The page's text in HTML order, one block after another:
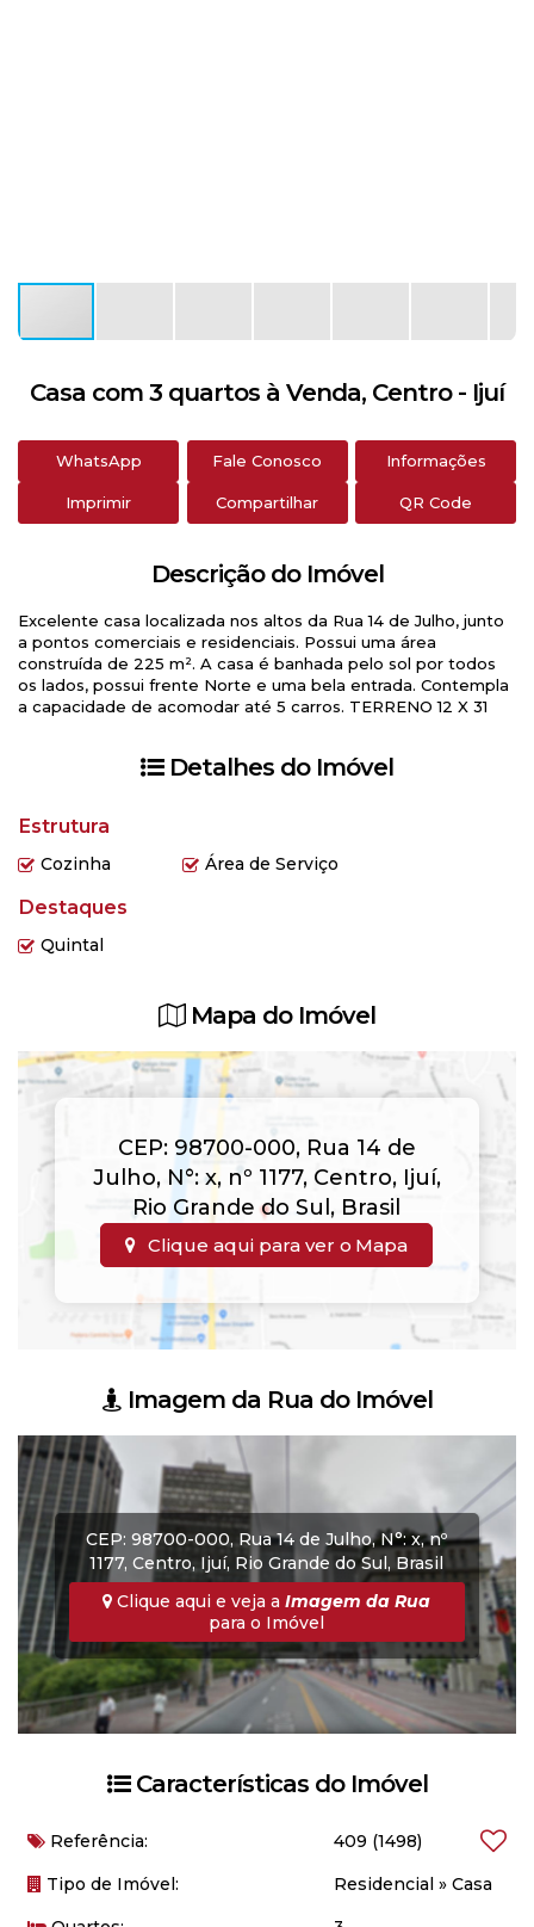
Casa com 3 quartos à Venda, Centro - Ijuí
WhatsApp Fale Conosco Informações
Imprimir Compartilhar QR Code
Descrição do Imóvel
Excelente casa localizada nos altos da Rua 14 de Julho, junto
a pontos comerciais e residenciais. Possui uma área
construída de 225 m². A casa é banhada pelo sol por todos
os lados, possui frente Norte e uma bela entrada. Contempla
a capacidade de acomodar até 5 carros. TERRENO 12 X 31
Detalhes do Imóvel
Estrutura
Cozinha Área de Serviço
Destaques
Quintal
Mapa do Imóvel
CEP: 98700-000, Rua 14 de
Julho, N°:x, nº 1177, Centro, Ijuí,
Rio Grande do Sul , Brasil
Clique aqui para ver o Mapa
Imagem da Rua do Imóvel
CEP: 98700-000,Rua 14 de Julho,N°:x,nº
1177,Centro,Ijuí, Rio Grande do Sul, Brasil
Clique aqui e veja aImagem da Rua
para o Imóvel
Características do Imóvel
Referência: 409 (1498)
Tipo de Imóvel:
Residencial » Casa